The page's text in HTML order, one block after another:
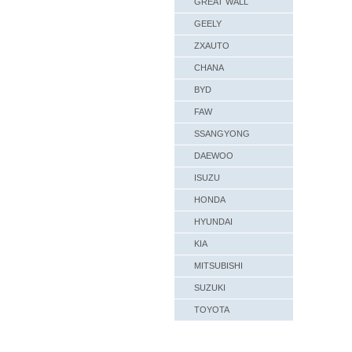
GEELY
ZXAUTO
CHANA
BYD
FAW
SSANGYONG
DAEWOO
ISUZU
HONDA
HYUNDAI
KIA
MITSUBISHI
SUZUKI
TOYOTA